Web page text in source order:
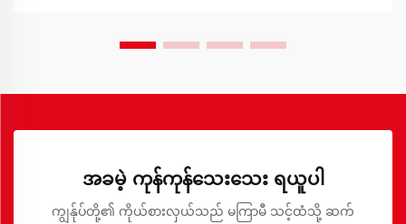
အခမဲ့ ကုန်ကုန်သေးသေး ရယူပါ
ကျွန်ုပ်တို့၏ ကိုယ်စားလှယ်သည် မကြာမီ သင့်ထံသို့ ဆက်